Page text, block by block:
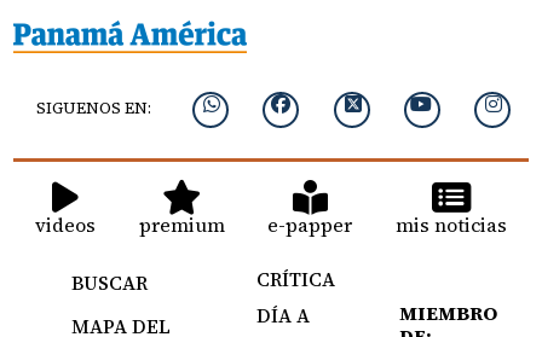
SIGUENOS EN:
videos premium e-papper mis noticias
BUSCAR
MAPA DEL
CRÍTICA
DÍA A
MIEMBRO